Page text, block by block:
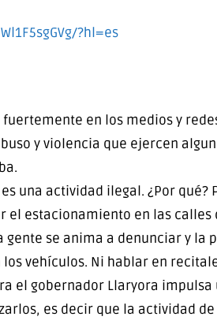
?hl=es
en los medios y
y violencia que ejercen
una actividad ilegal. ¿Por qué?
estacionamiento en las calles
se anima a denunciar y la
vehículos. Ni hablar en
el gobernador Llaryora impulsa
es decir que la actividad